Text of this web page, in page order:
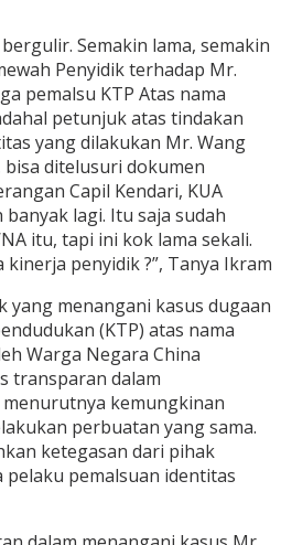
Semakin lama, semakin
Penyidik terhadap Mr.
pemalsu KTP Atas nama
petunjuk atas tindakan
yang dilakukan Mr. Wang
ditelusuri dokumen
Capil Kendari, KUA
lagi. Itu saja sudah
itu, tapi ini kok lama sekali.
penyidik ?”, Tanya Ikram
yang menangani kasus dugaan
(KTP) atas nama
Warga Negara China
transparan dalam
kemungkinan
perbuatan yang sama.
ketegasan dari pihak
pemalsuan identitas